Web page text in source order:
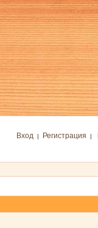
Вход | Регистрация |